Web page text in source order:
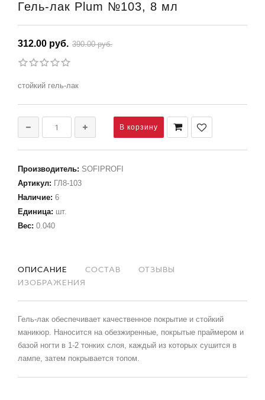
Гель-лак Plum №103, 8 мл
312.00 руб. 390.00 руб.
стойкий гель-лак
Производитель: SOFIPROFI
Артикул: ГЛ8-103
Наличие: 6
Единица: шт.
Вес: 0.040
ОПИСАНИЕ СОСТАВ
ОТЗЫВЫ
ИЗОБРАЖЕНИЯ
Гель-лак обеспечивает качественное покрытие и стойкий
маникюр. Наносится на обезжиренные, покрытые праймером и
базой ногти в 1-2 тонких слоя, каждый из которых сушится в
лампе, затем покрывается топом.